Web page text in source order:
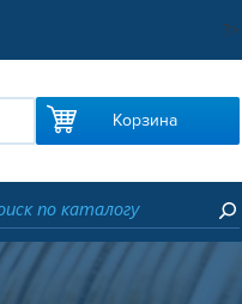
?>
Корзина